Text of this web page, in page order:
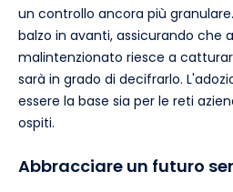
un controllo ancora più
balzo in avanti, assicurando che
malintenzionato riesce a
sarà in grado di decifrarlo.
essere la base sia per le reti
ospiti.
Abbracciare un futuro